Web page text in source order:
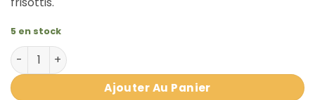
5 en stock
quantité de Shampooing lissant au Ricin 250ml |
Ajouter Au Panier